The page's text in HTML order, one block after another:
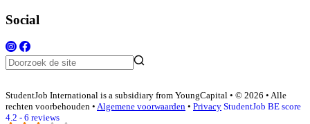
Social
StudentJob International is a subsidiary from YoungCapital • © 2026 • Alle
rechten voorbehouden • Algemene voorwaarden • Privacy StudentJob BE score
4.2 - 6 reviews